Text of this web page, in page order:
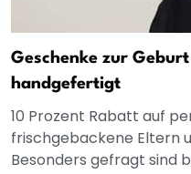
Geschenke zur
handgefertigt
10 Prozent Rabatt auf
frischgebackene Eltern
Besonders gefragt sind